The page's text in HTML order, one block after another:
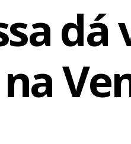
dá
na